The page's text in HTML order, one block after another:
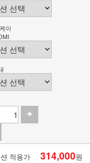
이
적용가 314,000원